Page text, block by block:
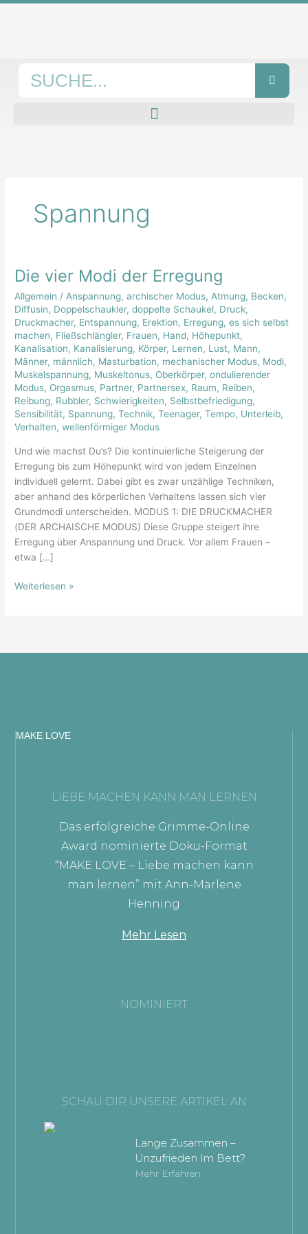
Zum
Spannung
Die vier Modi der Erregung
Allgemein / Anspannung,archischer Modus, Atmung, Becken,
Diffusin, Doppelschaukler,doppelte Schaukel, Druck,
Druckmacher, Entspannung, Erektion, Erregung,es sich selbst
machen, Fließschlängler, Frauen, Hand, Höhepunkt,
Kanalisation, Kanalisierung, Körper, Lernen, Lust, Mann,
Männer, männlich, Masturbation, mechanischer Modus, Modi,
Muskelspannung, Muskeltonus, Oberkörper,ondulierender
Modus, Orgasmus, Partner, Partnersex, Raum, Reiben,
Reibung, Rubbler, Schwierigkeiten, Selbstbefriedigung,
Sensibilität, Spannung,Technik,Teenager,Tempo, Unterleib,
Verhalten,wellenförmiger Modus
Und wie machst Du’s? Die kontinuierliche Steigerung der
Erregung bis zum Höhepunkt wird von jedem Einzelnen
individuell gelernt. Dabei gibt es zwar unzählige Techniken,
aber anhand des körperlichen Verhaltens lassen sich vier
Grundmodi unterscheiden. MODUS 1: DIE DRUCKMACHER
(DER ARCHAISCHE MODUS) Diese Gruppe steigert ihre
Erregung über Anspannung und Druck. Vor allem Frauen –
etwa […]
Die
Modi
der
Erregung
Weiterlesen »
MAKE LOVE
LIEBE MACHEN KANN MAN LERNEN
Das erfolgreiche Grimme-Online
Award nominierte Doku-Format
“MAKE LOVE – Liebe machen kann
man lernen” mit Ann-Marlene
Henning
Mehr Lesen
NOMINIERT
SCHAU DIR UNSERE ARTIKEL AN
Lange Zusammen –
Unzufrieden Im Bett?
Mehr Erfahren